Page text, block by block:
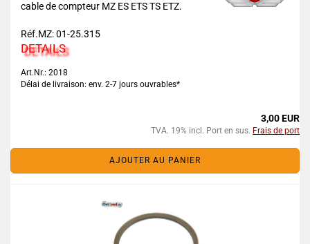
cable de compteur MZ ES ETS TS ETZ.
Réf.MZ: 01-25.315
DETAILS
Art.Nr.: 2018
Délai de livraison: env. 2-7 jours ouvrables*
3,00 EUR
TVA. 19% incl. Port en sus. Frais de port
AJOUTER AU PANIER